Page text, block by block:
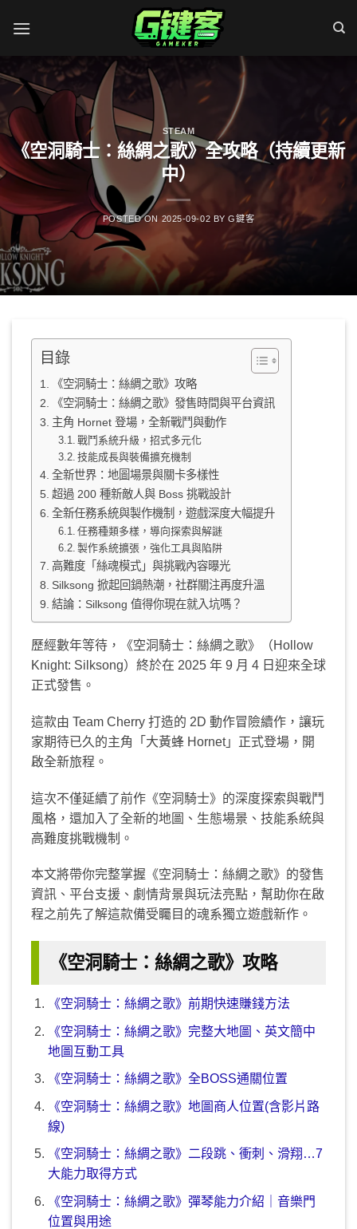
STEAM
《空洞騎士：絲綢之歌》全攻略（持續更新
中）
POSTED ON2025-09-02 BYG鍵客
目錄
《空洞騎士：絲綢之歌》攻略
《空洞騎士：絲綢之歌》發售時間與平台資訊
主角 Hornet 登場，全新戰鬥與動作
戰鬥系統升級，招式多元化
技能成長與裝備擴充機制
全新世界：地圖場景與關卡多樣性
超過 200 種新敵人與 Boss 挑戰設計
全新任務系統與製作機制，遊戲深度大幅提升
任務種類多樣，導向探索與解謎
製作系統擴張，強化工具與陷阱
高難度「絲魂模式」與挑戰內容曝光
Silksong 掀起回鍋熱潮，社群關注再度升溫
結論：Silksong 值得你現在就入坑嗎？
歷經數年等待，《空洞騎士：絲綢之歌》（Hollow
Knight: Silksong）終於在 2025 年 9 月 4 日迎來全球
正式發售。
這款由 Team Cherry 打造的 2D 動作冒險續作，讓玩
家期待已久的主角「大黃蜂 Hornet」正式登場，開
啟全新旅程。
這次不僅延續了前作《空洞騎士》的深度探索與戰鬥
風格，還加入了全新的地圖、生態場景、技能系統與
高難度挑戰機制。
本文將帶你完整掌握《空洞騎士：絲綢之歌》的發售
資訊、平台支援、劇情背景與玩法亮點，幫助你在啟
程之前先了解這款備受矚目的魂系獨立遊戲新作。
《空洞騎士：絲綢之歌》攻略
《空洞騎士：絲綢之歌》前期快速賺錢方法
《空洞騎士：絲綢之歌》完整大地圖、英文簡中
地圖互動工具
《空洞騎士：絲綢之歌》全BOSS通關位置
《空洞騎士：絲綢之歌》地圖商人位置(含影片路
線)
《空洞騎士：絲綢之歌》二段跳、衝刺、滑翔…7
大能力取得方式
《空洞騎士：絲綢之歌》彈琴能力介紹｜音樂門
位置與用途